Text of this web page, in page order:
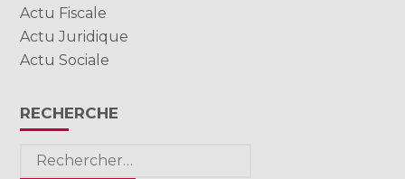
Actu Fiscale
Actu Juridique
Actu Sociale
RECHERCHE
Rechercher :